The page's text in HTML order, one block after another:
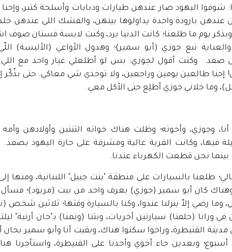
شوفوا اليهود صار عندهن طيارات ودبابات وأسلحة كتير، وإحنا
عندهن بارودة واحدة يداولوها بينهن، والفشك اللي عندهن
يوم ما طلعنا؛ كانت الدنيا برد، وكنت لابسة فستان صوف
والعباية تبع جوزي (أبو سمير)؛ وهدول الأواعي
وكنت أقول لجوزي: بس لو أطلعلي غيار واحد مع اللي
إحنا طالعين يومين وراجعين، ولا توخذي شي معاكي. حتى بذّكّر
وما خلاني جوزي أطلِع حتى الأكل معي.
وجوزي، وأخوته؛ وظلت هناك خواته الثنتين وأولادهن
فيها، وكانت القرية عالية ومشرفة على حارة اليهود
بينما نحن قطعت الكهرباء عندنا.
طلعنا بالسيارات على منطقة "بنت جبيل" اللبنانية، ومنها
وهناك كان أبو سمير (جوزي) بعرف واحد من بيت (مريود)؛
وما رضي إلاّ ينزلنا عندوا، وكنا بالسيارة وقتها؛ ثلاثين شخص
ورانا (خلفنا) سيارتين أخريات، وبتنا (ونمنا) بـ"خان أرنبة"
القنيطرة، وراحوا سكنوا هناك، وبقيت أنا وأبو سمير بخان
أسبوع؛ وبعدين جاء أخوي وأخذنا على القنيطرة، واستأجرنا